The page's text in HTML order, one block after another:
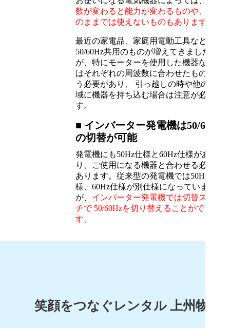
数が変わると能力が変わるものや、 そ
のままでは使えないものもあります。
最近の家電品、家庭用電動工具などでは
50/60Hz共用のものが増えてきました
が、特にモーターを使用した機器などで
はそれぞれの周波数に合わせたものを使
う必要があり、 引っ越しの時や他の地
域に機器を持ち込む場合は注意が必要で
す。
■ インバーター発電機は50/60Hz
の切替が可能
発電機にも50Hz仕様と60Hz仕様があ
り、ご使用になる機器と合わせる必要が
あります。従来型の発電機では50Hz仕
様、60Hz仕様が別仕様になっています
が、 インバーター発電機では切替スイッ
チで 50/60Hzを切り替えることができま
す。
笑顔をつなぐレンタル 上州物産